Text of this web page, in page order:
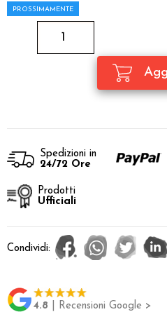
PROSSIMAMENTE
Spedizioni in
24/72 Ore
Prodotti
Ufficiali
Condividi:
4.8 | Recensioni Google >